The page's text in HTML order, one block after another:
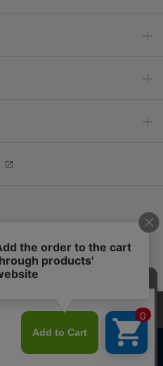
SNS
テンツ改善のためにCookieを使用
の使用に同意したものとみな